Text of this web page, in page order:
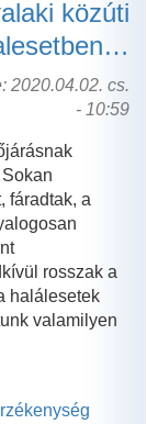
közúti
2020.04.02. cs.
- 10:59
fáradtak, a
rosszak a
halálesetek
valamilyen